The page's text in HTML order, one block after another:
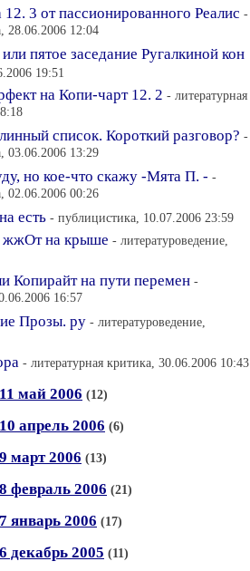
3 от пассионированного Реалис -
28.06.2006 12:04
пятое заседание Ругалкиной кон
19:51
на Копи-чарт 12. 2 - литературная
список. Короткий разговор? -
03.06.2006 13:29
но кое-что скажу -Мята П. - -
02.06.2006 00:26
есть - публицистика, 10.07.2006 23:59
жжОт на крыше - литературоведение,
Копирайт на пути перемен -
16:57
Прозы. ру - литературоведение,
- литературная критика, 30.06.2006 10:43
май 2006 (12)
апрель 2006 (6)
март 2006 (13)
февраль 2006 (21)
январь 2006 (17)
декабрь 2005 (11)